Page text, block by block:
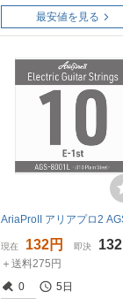
最安値を見る
現在 132円 即決
＋送料275円
0
5日